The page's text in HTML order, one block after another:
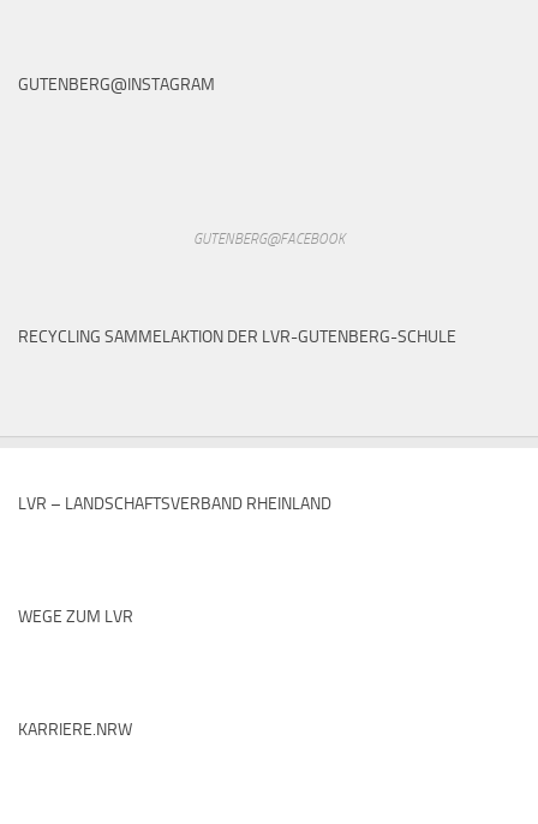
GUTENBERG@INSTAGRAM
GUTENBERG@FACEBOOK
RECYCLING SAMMELAKTION DER LVR-GUTENBERG-SCHULE
LVR – LANDSCHAFTSVERBAND RHEINLAND
WEGE ZUM LVR
KARRIERE.NRW